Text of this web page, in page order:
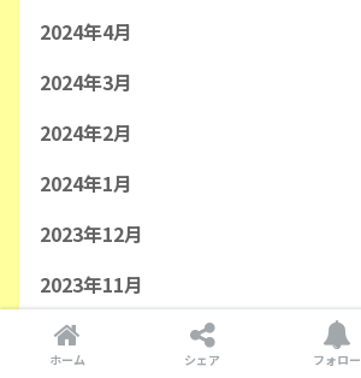
2024年4月
2024年3月
2024年2月
2024年1月
2023年12月
2023年11月
2023年10月
ホーム シェア フォロー